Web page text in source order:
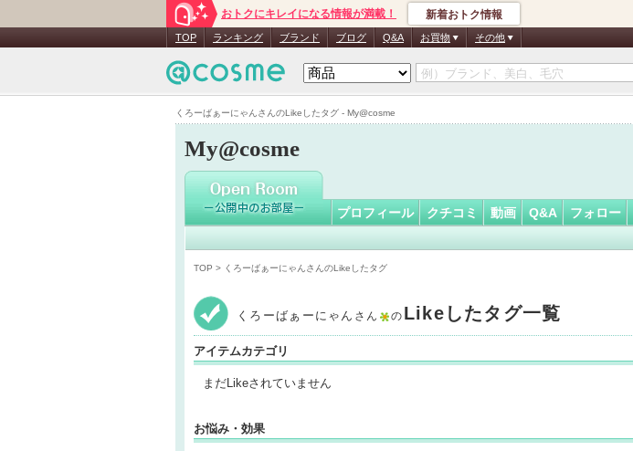
くろーばぁーにゃんさんのLikeしたタグ - My@cosme
おトクにキレイになる情報が満載！ 新着おトク情報
TOP ランキング ブランド ブログ Q&A お買物 その他
My@cosme
くろーばぁーにゃ…さ
プロフィール クチコミ 動画 Q&A フォロー
TOP > くろーばぁーにゃんさんのLikeしたタグ
くろーばぁーにゃん さん の Likeしたタグ一覧
アイテムカテゴリ
まだLikeされていません
お悩み・効果